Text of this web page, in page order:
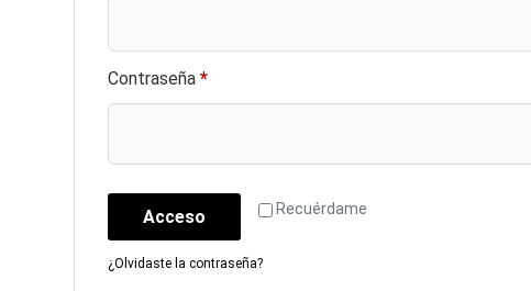
Contraseña*
Recuérdame
Acceso
¿Olvidaste la contraseña?